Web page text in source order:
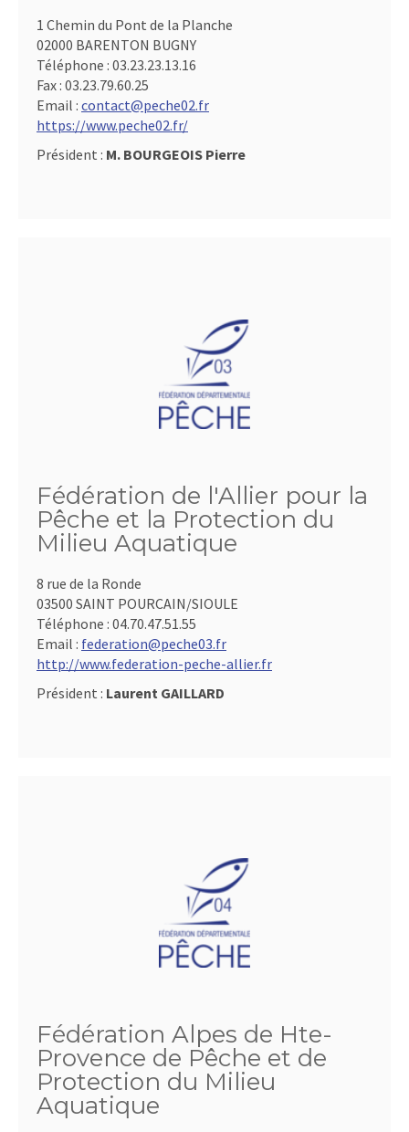
1 Chemin du Pont de la Planche
02000 BARENTON BUGNY
Téléphone : 03.23.23.13.16
Fax : 03.23.79.60.25
Email : contact@peche02.fr
https://www.peche02.fr/
Président : M. BOURGEOIS Pierre
Fédération de l'Allier pour la
Pêche et la Protection du
Milieu Aquatique
8 rue de la Ronde
03500 SAINT POURCAIN/SIOULE
Téléphone : 04.70.47.51.55
Email : federation@peche03.fr
http://www.federation-peche-allier.fr
Président : Laurent GAILLARD
Fédération Alpes de Hte-
Provence de Pêche et de
Protection du Milieu
Aquatique